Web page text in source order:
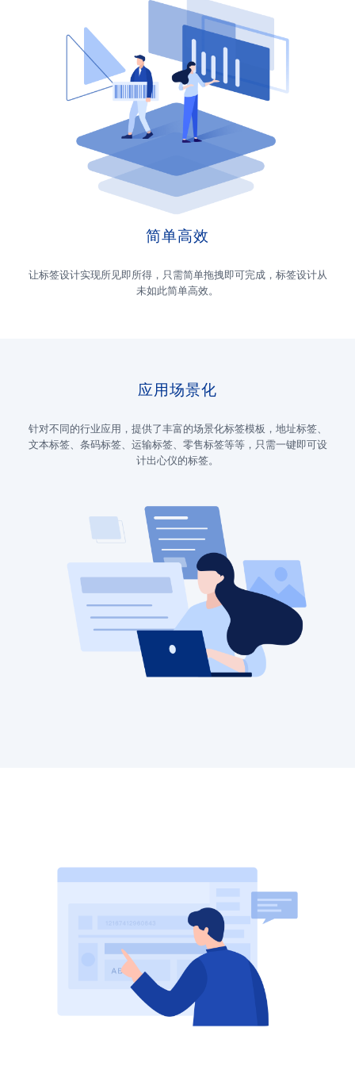
简单高效
让标签设计实现所见即所得，只需简单拖拽即可完成，标签设计从
未如此简单高效。
应用场景化
针对不同的行业应用，提供了丰富的场景化标签模板，地址标签、
文本标签、条码标签、运输标签、零售标签等等，只需一键即可设
计出心仪的标签。